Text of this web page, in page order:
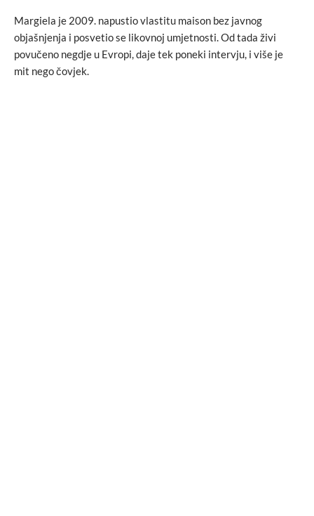
Margiela je 2009. napustio vlastitu maison bez javnog
objašnjenja i posvetio se likovnoj umjetnosti. Od tada živi
povučeno negdje u Evropi, daje tek poneki intervju, i više je
mit nego čovjek.